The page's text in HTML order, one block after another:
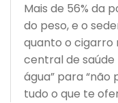
Mais de 56% da
do peso, e o
quanto o cigarro
central de saúde
água” para “não
tudo o que te